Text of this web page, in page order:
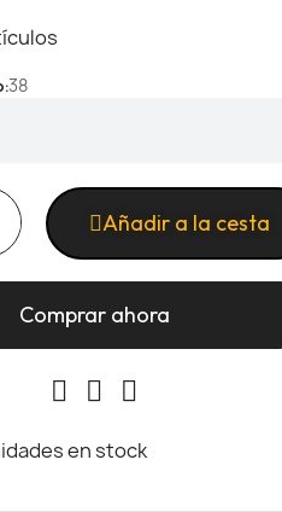
38
Añadir a la cesta
Comprar ahora
en stock